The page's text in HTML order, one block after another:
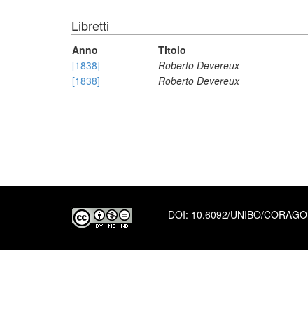
Libretti
Anno Titolo
[1838]
Roberto Devereux
[1838]
Roberto Devereux
DOI: 10.6092/UNIBO/CORAGO